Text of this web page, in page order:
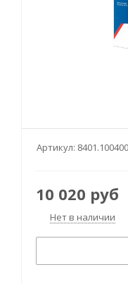
Артикул:
10 020 руб
Нет в наличии